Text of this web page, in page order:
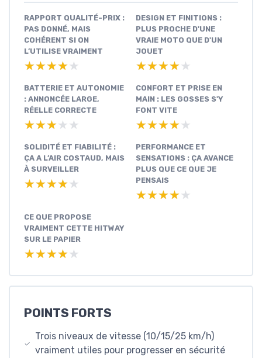
RAPPORT QUALITÉ-PRIX :
PAS DONNÉ, MAIS
COHÉRENT SI ON
L’UTILISE VRAIMENT
★★★★★
★★★★★
DESIGN ET FINITIONS :
PLUS PROCHE D'UNE
VRAIE MOTO QUE D'UN
JOUET
★★★★★
★★★★★
BATTERIE ET AUTONOMIE
: ANNONCÉE LARGE,
RÉELLE CORRECTE
★★★★★
★★★★★
CONFORT ET PRISE EN
MAIN : LES GOSSES S'Y
FONT VITE
★★★★★
★★★★★
SOLIDITÉ ET FIABILITÉ :
ÇA A L’AIR COSTAUD, MAIS
À SURVEILLER
★★★★★
★★★★★
PERFORMANCE ET
SENSATIONS : ÇA AVANCE
PLUS QUE CE QUE JE
PENSAIS
★★★★★
★★★★★
CE QUE PROPOSE
VRAIMENT CETTE HITWAY
SUR LE PAPIER
★★★★★
★★★★★
POINTS FORTS
Trois niveaux de vitesse (10/15/25 km/h)
vraiment utiles pour progresser en sécurité